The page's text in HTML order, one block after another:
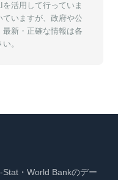
活用して行っていま
いますが、政府や公
新・正確な情報は各
。
・World Bankのデー